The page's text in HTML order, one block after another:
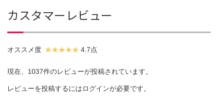
カスタマーレビュー
オススメ度 4.7点
現在、1037件のレビューが投稿されています。
レビューを投稿するにはログインが必要です。